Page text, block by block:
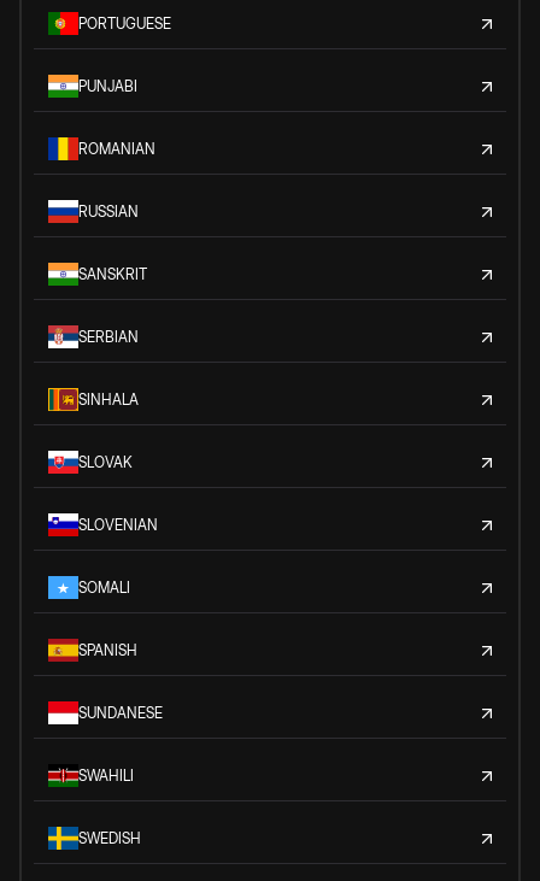
PORTUGUESE
PUNJABI
ROMANIAN
RUSSIAN
SANSKRIT
SERBIAN
SINHALA
SLOVAK
SLOVENIAN
SOMALI
SPANISH
SUNDANESE
SWAHILI
SWEDISH